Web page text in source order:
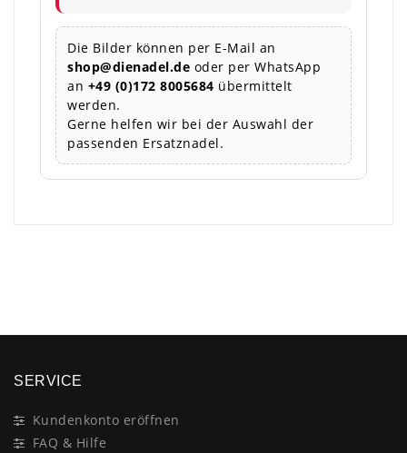
Die Bilder können per E-Mail an
shop@dienadel.de oder per WhatsApp
an +49 (0)172 8005684 übermittelt
werden.
Gerne helfen wir bei der Auswahl der
passenden Ersatznadel.
SERVICE
Kundenkonto eröffnen
FAQ & Hilfe